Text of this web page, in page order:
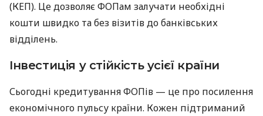
(КЕП). Це дозволяє ФОПам залучати необхідні
кошти швидко та без візитів до банківських
відділень.
Інвестиція у стійкість усієї країни
Сьогодні кредитування ФОПів — це про посилення
економічного пульсу країни. Кожен підтриманий